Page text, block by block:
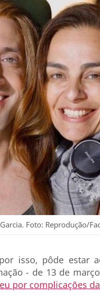
Foto: Reprodução/
isso, pôde estar
- de 13 de
por complicações